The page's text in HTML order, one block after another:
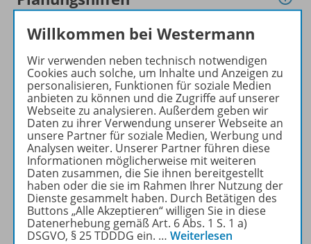
Inhaltsverzeichnis
Gratis für Sie!
Video
Werbematerial
Willkommen bei Westermann
Wir verwenden neben technisch notwendigen
Cookies auch solche, um Inhalte und Anzeigen zu
personalisieren, Funktionen für soziale Medien
anbieten zu können und die Zugriffe auf unserer
Webseite zu analysieren. Außerdem geben wir
Daten zu ihrer Verwendung unserer Webseite an
unsere Partner für soziale Medien, Werbung und
Analysen weiter. Unserer Partner führen diese
Informationen möglicherweise mit weiteren
Daten zusammen, die Sie ihnen bereitgestellt
haben oder die sie im Rahmen Ihrer Nutzung der
Dienste gesammelt haben. Durch Betätigen des
Buttons „Alle Akzeptieren“ willigen Sie in diese
Datenerhebung gemäß Art. 6 Abs. 1 S. 1 a)
DSGVO, § 25 TDDDG ein. … Weiterlesen